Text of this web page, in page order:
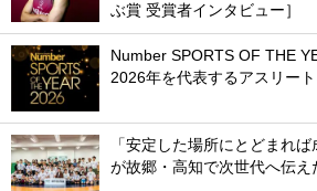
ぶ賞 受賞者インタビュー］
Number SPORTS OF THE
2026年を代表するアスリー
「安定した場所にとどまれ
が故郷・高知で次世代へ伝え